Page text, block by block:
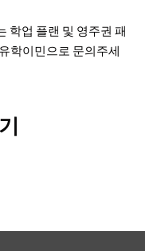
학업 플랜 및 영주권 패
유학이민으로 문의주세